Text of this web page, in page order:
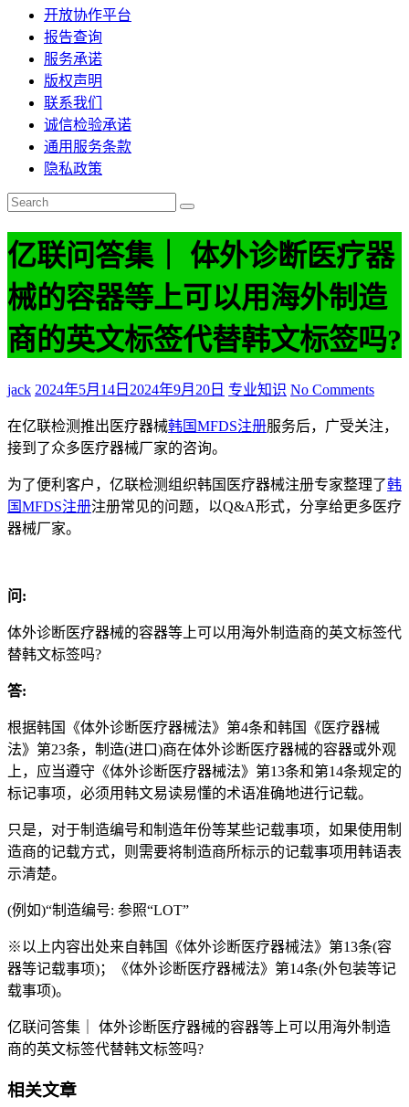
开放协作平台
报告查询
服务承诺
版权声明
联系我们
诚信检验承诺
通用服务条款
隐私政策
亿联问答集｜ 体外诊断医疗器
械的容器等上可以用海外制造
商的英文标签代替韩文标签吗?
jack 2024年5月14日 2024年9月20日 专业知识 No Comments
在亿联检测推出医疗器械韩国MFDS注册服务后，广受关注，
接到了众多医疗器械厂家的咨询。
为了便利客户，亿联检测组织韩国医疗器械注册专家整理了韩
国MFDS注册注册常见的问题，以Q&A形式，分享给更多医疗
器械厂家。
问:
体外诊断医疗器械的容器等上可以用海外制造商的英文标签代
替韩文标签吗?
答:
根据韩国《体外诊断医疗器械法》第4条和韩国《医疗器械
法》第23条，制造(进口)商在体外诊断医疗器械的容器或外观
上，应当遵守《体外诊断医疗器械法》第13条和第14条规定的
标记事项，必须用韩文易读易懂的术语准确地进行记载。
只是，对于制造编号和制造年份等某些记载事项，如果使用制
造商的记载方式，则需要将制造商所标示的记载事项用韩语表
示清楚。
(例如)“制造编号: 参照“LOT”
※以上内容出处来自韩国《体外诊断医疗器械法》第13条(容
器等记载事项)；《体外诊断医疗器械法》第14条(外包装等记
载事项)。
亿联问答集｜ 体外诊断医疗器械的容器等上可以用海外制造
商的英文标签代替韩文标签吗?
相关文章